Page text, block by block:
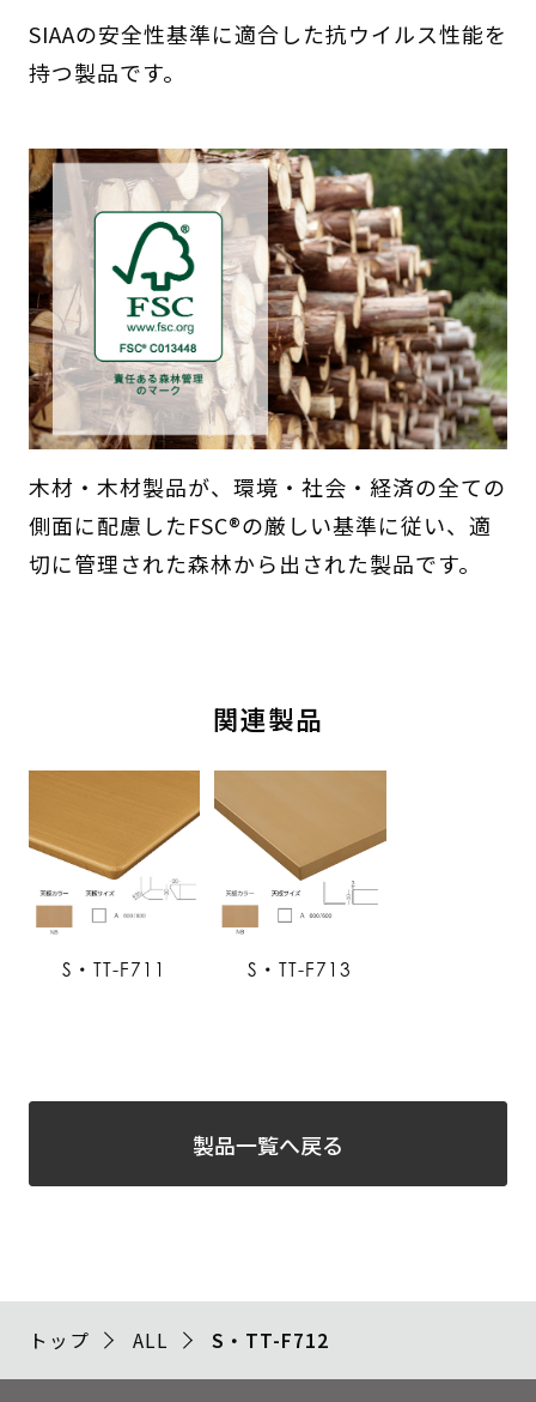
SIAAの安全性基準に適合した抗ウイルス性能を
持つ製品です。
木材・木材製品が、環境・社会・経済の全ての
側面に配慮したFSC®の厳しい基準に従い、適
切に管理された森林から出された製品です。
関連製品
S・TT-F711 S・TT-F713
製品一覧へ戻る
トップ ALL S・TT-F712